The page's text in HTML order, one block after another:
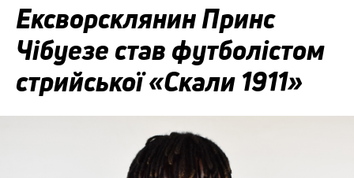
Ексворсклянин Принс
Чібуезе став футболістом
стрийської «Скали 1911»